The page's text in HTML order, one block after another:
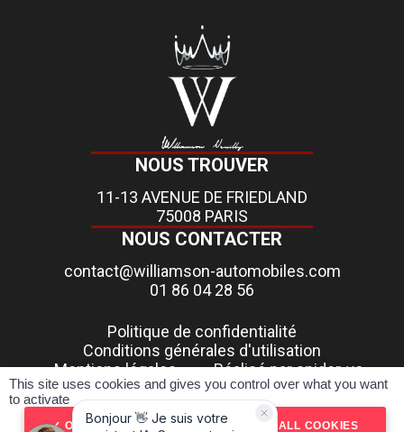
NOUS TROUVER
11-13 AVENUE DE FRIEDLAND
75008 PARIS
NOUS CONTACTER
contact@williamson-automobiles.com
01 86 04 28 56
Politique de confidentialité
Conditions générales d'utilisation
Mentions légales
Réalisé par spider-vo
Pour les trajets courts, privilégiez la marche ou le vélo
This site uses cookies and gives you control over what you want
to activate
OK, ACCEPT ALL DENY ALL COOKIES